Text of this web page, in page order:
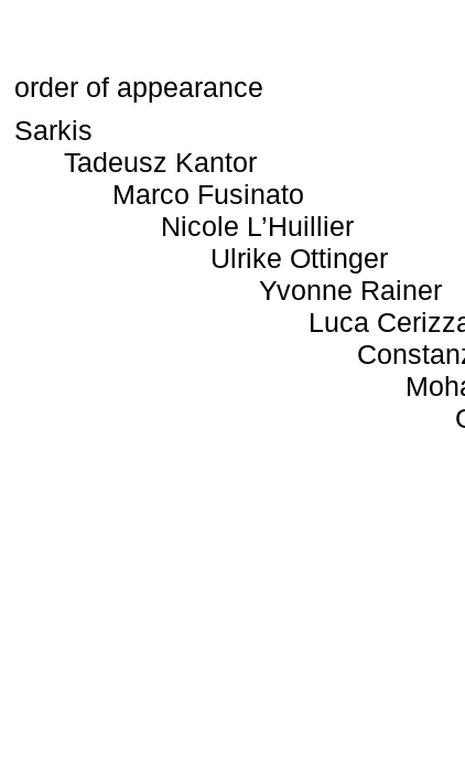
order of appearance
Sarkis
Tadeusz Kantor
Marco Fusinato
Nicole L’Huillier
Ulrike Ottinger
Yvonne Rainer
Luca